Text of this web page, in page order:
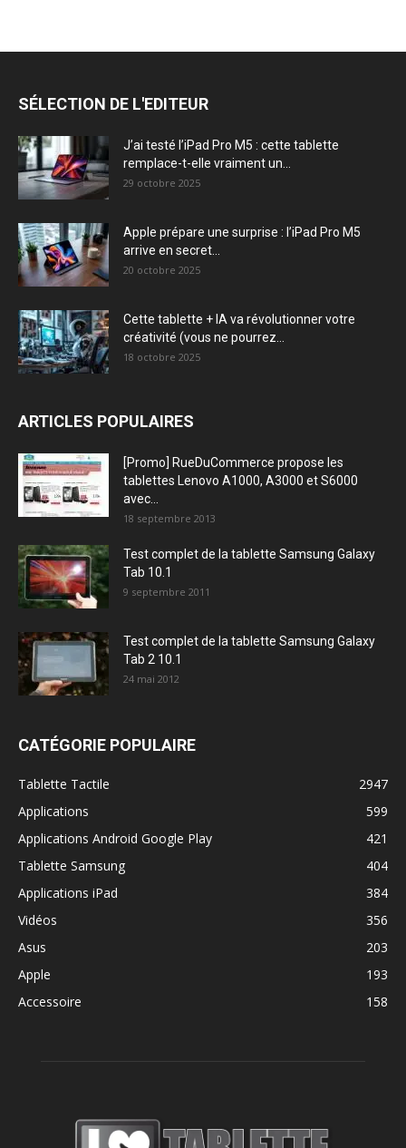
SÉLECTION DE L'EDITEUR
J’ai testé l’iPad Pro M5 : cette tablette
remplace-t-elle vraiment un...
29 octobre 2025
Apple prépare une surprise : l’iPad Pro M5
arrive en secret...
20 octobre 2025
Cette tablette + IA va révolutionner votre
créativité (vous ne pourrez...
18 octobre 2025
ARTICLES POPULAIRES
[Promo] RueDuCommerce propose les
tablettes Lenovo A1000, A3000 et S6000
avec...
18 septembre 2013
Test complet de la tablette Samsung Galaxy
Tab 10.1
9 septembre 2011
Test complet de la tablette Samsung Galaxy
Tab 2 10.1
24 mai 2012
CATÉGORIE POPULAIRE
Tablette Tactile
2947
Applications
599
Applications Android Google Play
421
Tablette Samsung
404
Applications iPad
384
Vidéos
356
Asus
203
Apple
193
Accessoire
158